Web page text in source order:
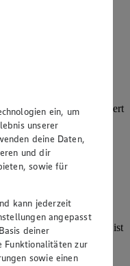
§ 27a UStG:
(Geschäftsführer), Gert
(Geschäftsführer),
geschützt. Der
den auf dieser
zu
des Urheberrechts ist
von Bildmaterial
ein, um
unserer
deine Daten,
und dir
sowie für
kann jederzeit
angepasst
deiner
Funktionalitäten zur
sowie einen